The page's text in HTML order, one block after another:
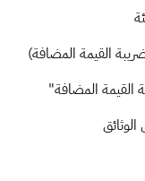
القيمة المضافة)
القيمة المضافة"
الوثائق